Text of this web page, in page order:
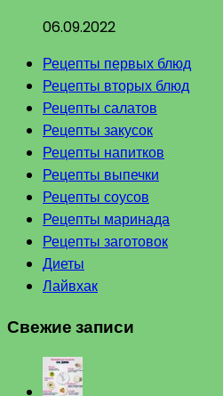
06.09.2022
Рецепты первых блюд
Рецепты вторых блюд
Рецепты салатов
Рецепты закусок
Рецепты напитков
Рецепты выпечки
Рецепты соусов
Рецепты маринада
Рецепты заготовок
Диеты
Лайвхак
Свежие записи